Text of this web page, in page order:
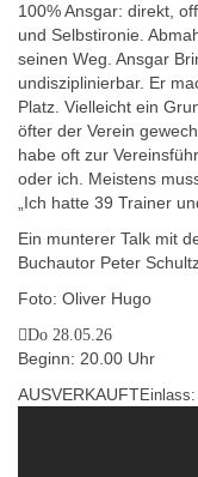
100% Ansgar: direkt,
und Selbstironie.
seinen Weg. Ansgar
undisziplinierbar. Er
Platz. Vielleicht ein
öfter der Verein
habe oft zur
oder ich. Meistens
„Ich hatte 39 Trainer
Ein munterer Talk mit
Buchautor Peter
Foto: Oliver Hugo
Do 28.05.26
Beginn: 20.00 Uhr
AUSVERKAUFT